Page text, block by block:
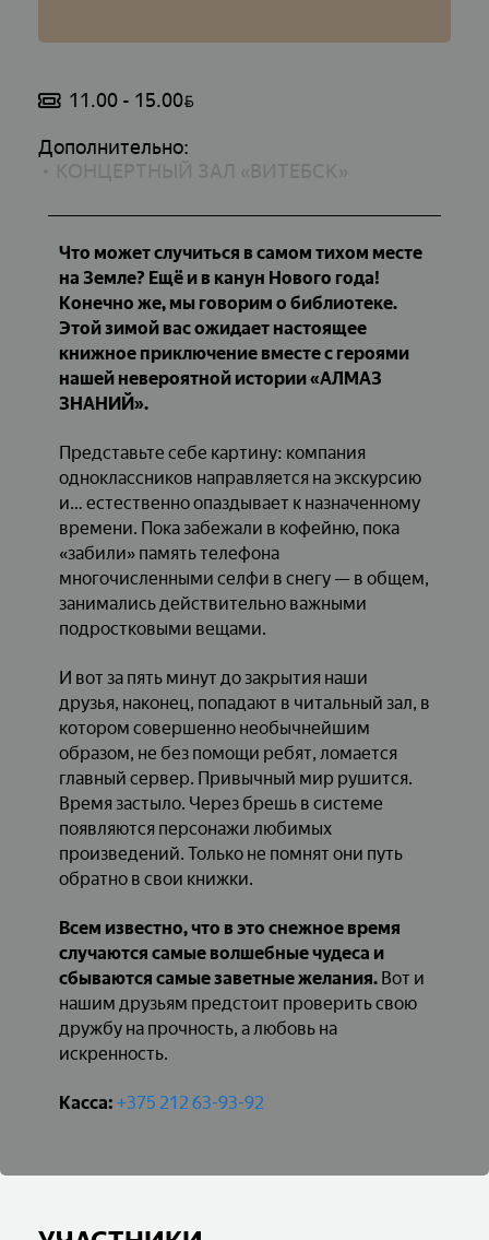
11.00 - 15.00BYN
Дополнительно:
Что может случиться в самом тихом месте
на Земле? Ещё и в канун Нового года!
Конечно же, мы говорим о библиотеке.
Этой зимой вас ожидает настоящее
книжное приключение вместе с героями
нашей невероятной истории «АЛМАЗ
ЗНАНИЙ».
Представьте себе картину: компания
одноклассников направляется на экскурсию
и… естественно опаздывает к назначенному
времени. Пока забежали в кофейню, пока
«забили» память телефона
многочисленными селфи в снегу — в общем,
занимались действительно важными
подростковыми вещами.
И вот за пять минут до закрытия наши
друзья, наконец, попадают в читальный зал, в
котором совершенно необычнейшим
образом, не без помощи ребят, ломается
главный сервер. Привычный мир рушится.
Время застыло. Через брешь в системе
появляются персонажи любимых
произведений. Только не помнят они путь
обратно в свои книжки.
Всем известно, что в это снежное время
случаются самые волшебные чудеса и
сбываются самые заветные желания.Вот и
нашим друзьям предстоит проверить свою
дружбу на прочность, а любовь на
искренность.
Касса: +375 212 63-93-92